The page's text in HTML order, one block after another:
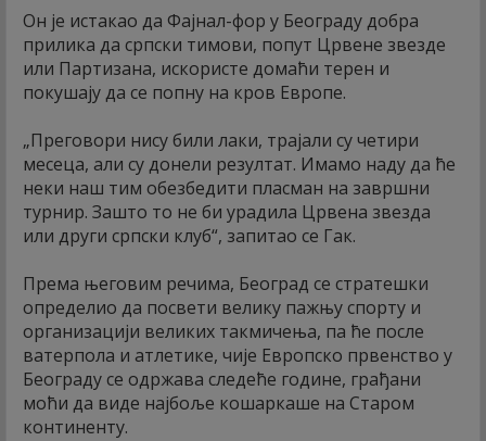
Он је истакао да Фајнал-фор у Београду добра
прилика да српски тимови, попут Црвене звезде
или Партизана, искористе домаћи терен и
покушају да се попну на кров Европе.
„Преговори нису били лаки, трајали су четири
месеца, али су донели резултат. Имамо наду да ће
неки наш тим обезбедити пласман на завршни
турнир. Зашто то не би урадила Црвена звезда
или други српски клуб“, запитао се Гак.
Према његовим речима, Београд се стратешки
определио да посвети велику пажњу спорту и
организацији великих такмичења, па ће после
ватерпола и атлетике, чије Европско првенство у
Београду се одржава следеће године, грађани
моћи да виде најбоље кошаркаше на Старом
континенту.